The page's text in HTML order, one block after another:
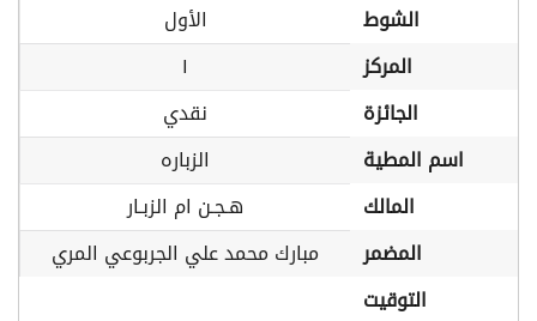
الشوط
الأول
المركز
١
الجائزة
نقدي
اسم المطية
الزباره
المالك
هـجـن ام الزبـار
المضمر
مبارك محمد علي الجربوعي المري
التوقيت